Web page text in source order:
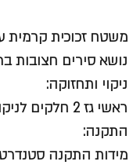
משטח זכוכית קרמית
נושא סירים חצובות
ניקוי ותחזוקה:
ראשי גז 2 חלקים לניקוי קל.
התקנה:
מידות התקנה